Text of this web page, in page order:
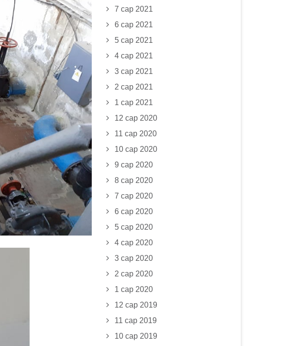
7 сар 2021
6 сар 2021
5 сар 2021
4 сар 2021
3 сар 2021
2 сар 2021
1 сар 2021
12 сар 2020
11 сар 2020
10 сар 2020
9 сар 2020
8 сар 2020
7 сар 2020
6 сар 2020
5 сар 2020
4 сар 2020
3 сар 2020
2 сар 2020
1 сар 2020
12 сар 2019
11 сар 2019
10 сар 2019